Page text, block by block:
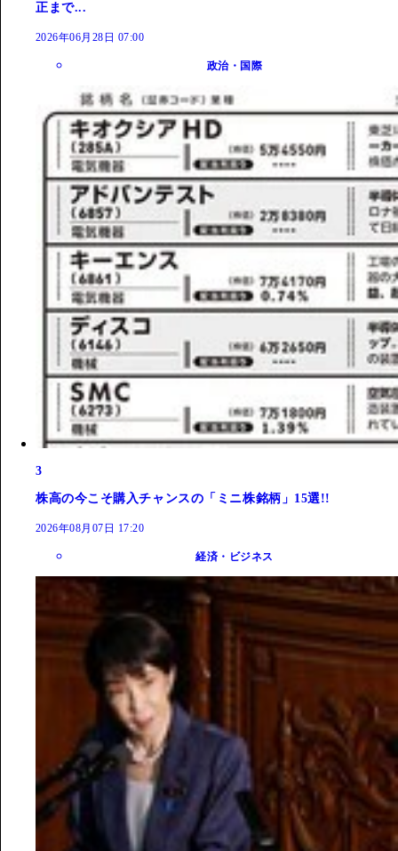
正まで...
2026年06月28日 07:00
政治・国際
3
株高の今こそ購入チャンスの「ミニ株銘柄」15選!!
2026年08月07日 17:20
経済・ビジネス